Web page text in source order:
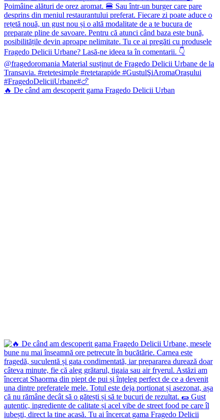
🔥 De când am descoperit gama Fragedo Delicii Urban